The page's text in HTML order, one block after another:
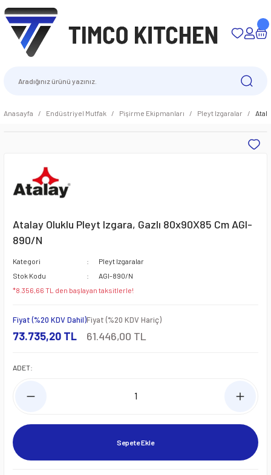
Anasayfa Endüstriyel Mutfak Pişirme Ekipmanları Pleyt Izgaralar
Atalay Oluklu Pleyt Izgara, Gazlı 80x90X85 Cm AGI-
890/N
Kategori
Pleyt Izgaralar
Stok Kodu
AGI-890/N
*8.356,66 TL den başlayan taksitlerle!
Fiyat (%20 KDV Dahil)
73.735,20 TL
Fiyat (%20 KDV Hariç)
61.446,00 TL
ADET:
Sepete Ekle